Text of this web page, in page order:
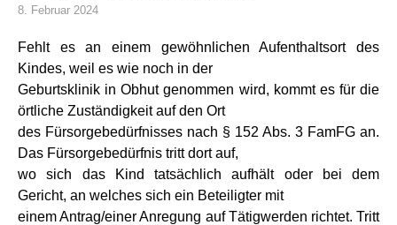
8. Februar 2024
Fehlt es an einem gewöhnlichen Aufenthaltsort des
Kindes, weil es wie noch in der
Geburtsklinik in Obhut genommen wird, kommt es für die
örtliche Zuständigkeit auf den Ort
des Fürsorgebedürfnisses nach § 152 Abs. 3 FamFG an.
Das Fürsorgebedürfnis tritt dort auf,
wo sich das Kind tatsächlich aufhält oder bei dem
Gericht, an welches sich ein Beteiligter mit
einem Antrag/einer Anregung auf Tätigwerden richtet. Tritt